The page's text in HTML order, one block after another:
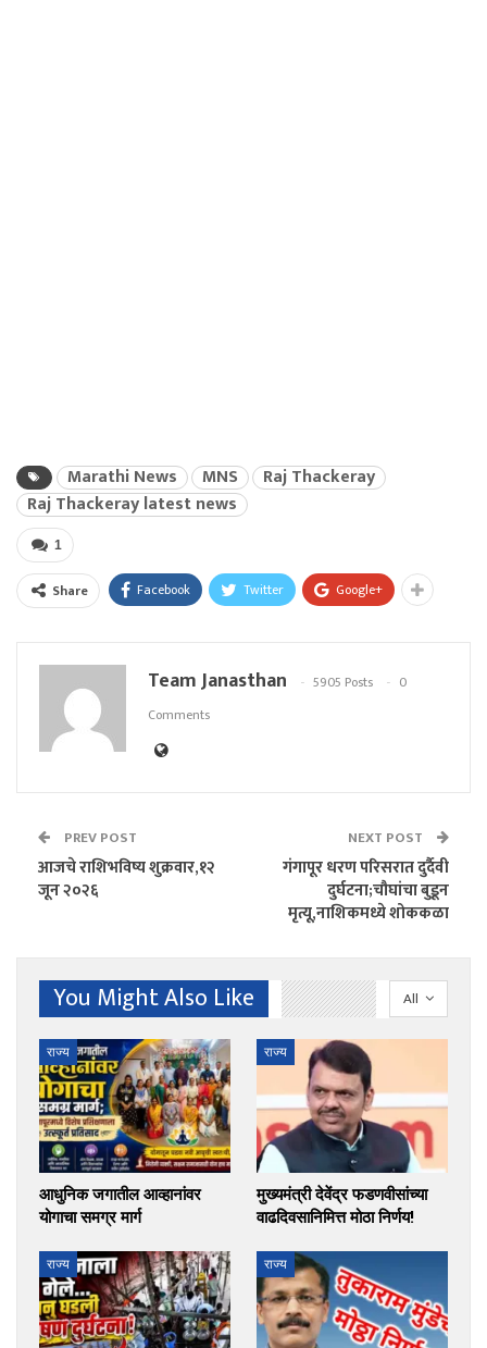
Marathi News MNS
Raj Thackeray
Raj Thackeray latest news
1
Share Facebook Twitter Google+
Team Janasthan 5905 Posts
0
Comments
PREV POST
आजचे राशिभविष्य शुक्रवार,१२
जून २०२६
NEXT POST
गंगापूर धरण परिसरात दुर्दैवी
दुर्घटना;चौघांचा बुडून
मृत्यू,नाशिकमध्ये शोककळा
All
You Might Also Like
राज्य
आधुनिक जगातील आव्हानांवर
योगाचा समग्र मार्ग
राज्य
मुख्यमंत्री देवेंद्र फडणवीसांच्या
वाढदिवसानिमित्त मोठा निर्णय!
राज्य राज्य